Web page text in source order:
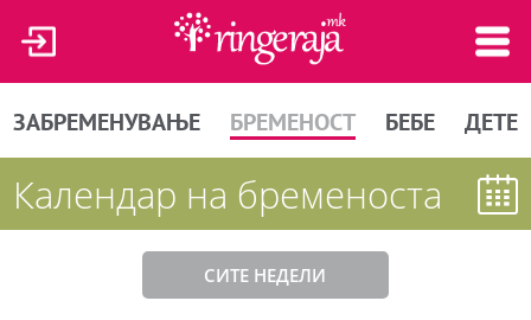
ЗАБРЕМЕНУВАЊЕ БРЕМЕНОСТ БЕБЕ ДЕТЕ
Календар на бременоста
СИТЕ НЕДЕЛИ